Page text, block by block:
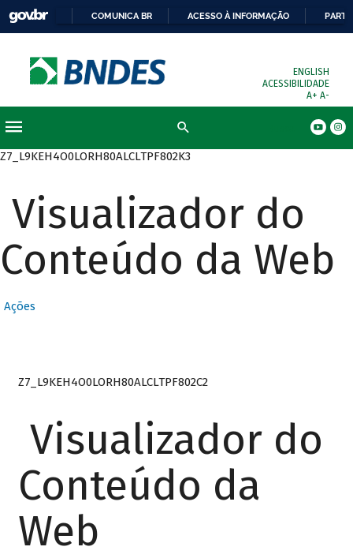
COMUNICA BR ACESSO À INFORMAÇÃO
ENGLISH
ACESSIBILIDADE
A+ A-
Z7_L9KEH4O0LORH80ALCLTPF802K3
Visualizador do
Conteúdo da Web
Ações
Z7_L9KEH4O0LORH80ALCLTPF802C2
Visualizador do
Conteúdo da
Web